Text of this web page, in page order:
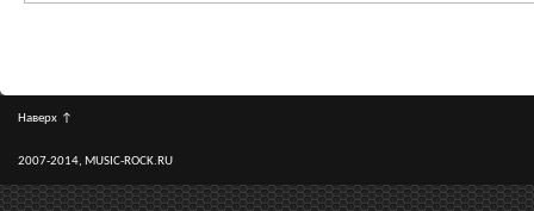
Наверх ↑
2007-2014, MUSIC-ROCK.RU